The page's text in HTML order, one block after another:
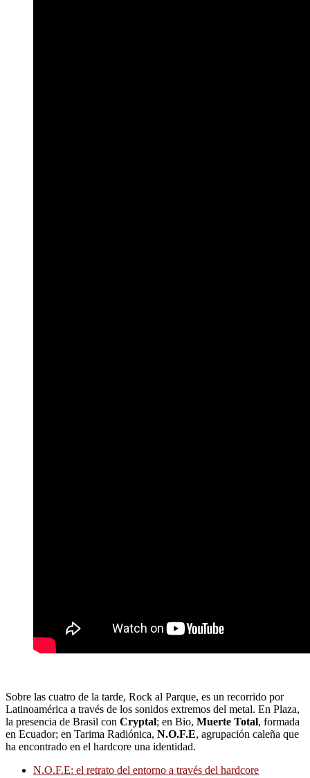
Sobre las cuatro de la tarde, Rock al Parque, es un recorrido por
Latinoamérica a través de los sonidos extremos del metal. En Plaza,
la presencia de Brasil con Cryptal; en Bio, Muerte Total, formada
en Ecuador; en Tarima Radiónica, N.O.F.E, agrupación caleña que
ha encontrado en el hardcore una identidad.
N.O.F.E: el retrato del entorno a través del hardcore